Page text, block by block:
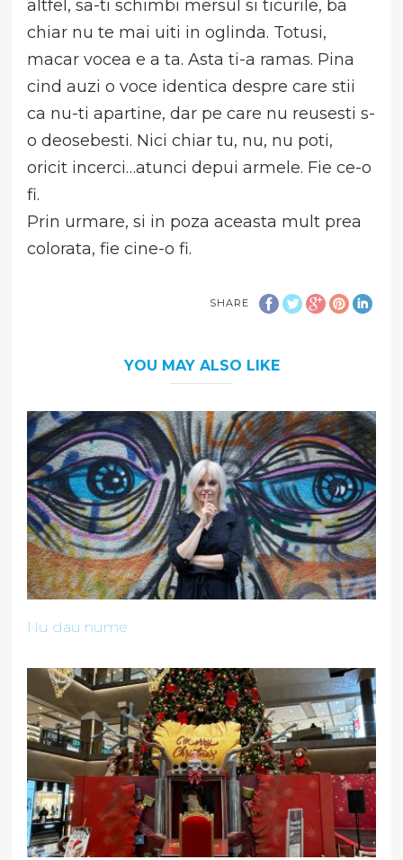
altfel, sa-ti schimbi mersul si ticurile, ba
chiar nu te mai uiti in oglinda. Totusi,
macar vocea e a ta. Asta ti-a ramas. Pina
cind auzi o voce identica despre care stii
ca nu-ti apartine, dar pe care nu reusesti s-
o deosebesti. Nici chiar tu, nu, nu poti,
oricit incerci…atunci depui armele. Fie ce-o
fi.
Prin urmare, si in poza aceasta mult prea
colorata, fie cine-o fi.
SHARE
YOU MAY ALSO LIKE
Nu dau nume